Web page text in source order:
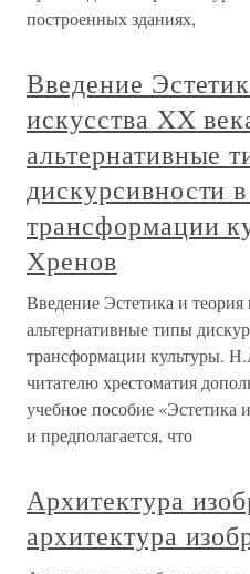
построенных зданиях,
Введение
искусства XX
альтернативные
дискурсивности
трансформации
Хренов
Введение Эстетика и теория
альтернативные типы
трансформации культуры.
читателю хрестоматия
учебное пособие «Эстетика
и предполагается, что
Архитектура
архитектура